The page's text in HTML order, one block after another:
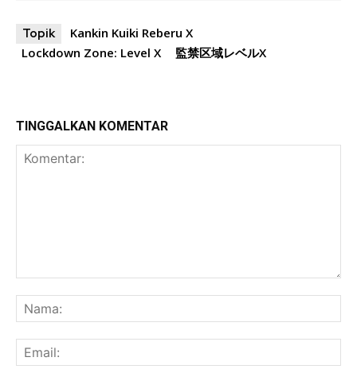
Topik
Kankin Kuiki Reberu X
Lockdown Zone: Level X
監禁区域レベルX
TINGGALKAN KOMENTAR